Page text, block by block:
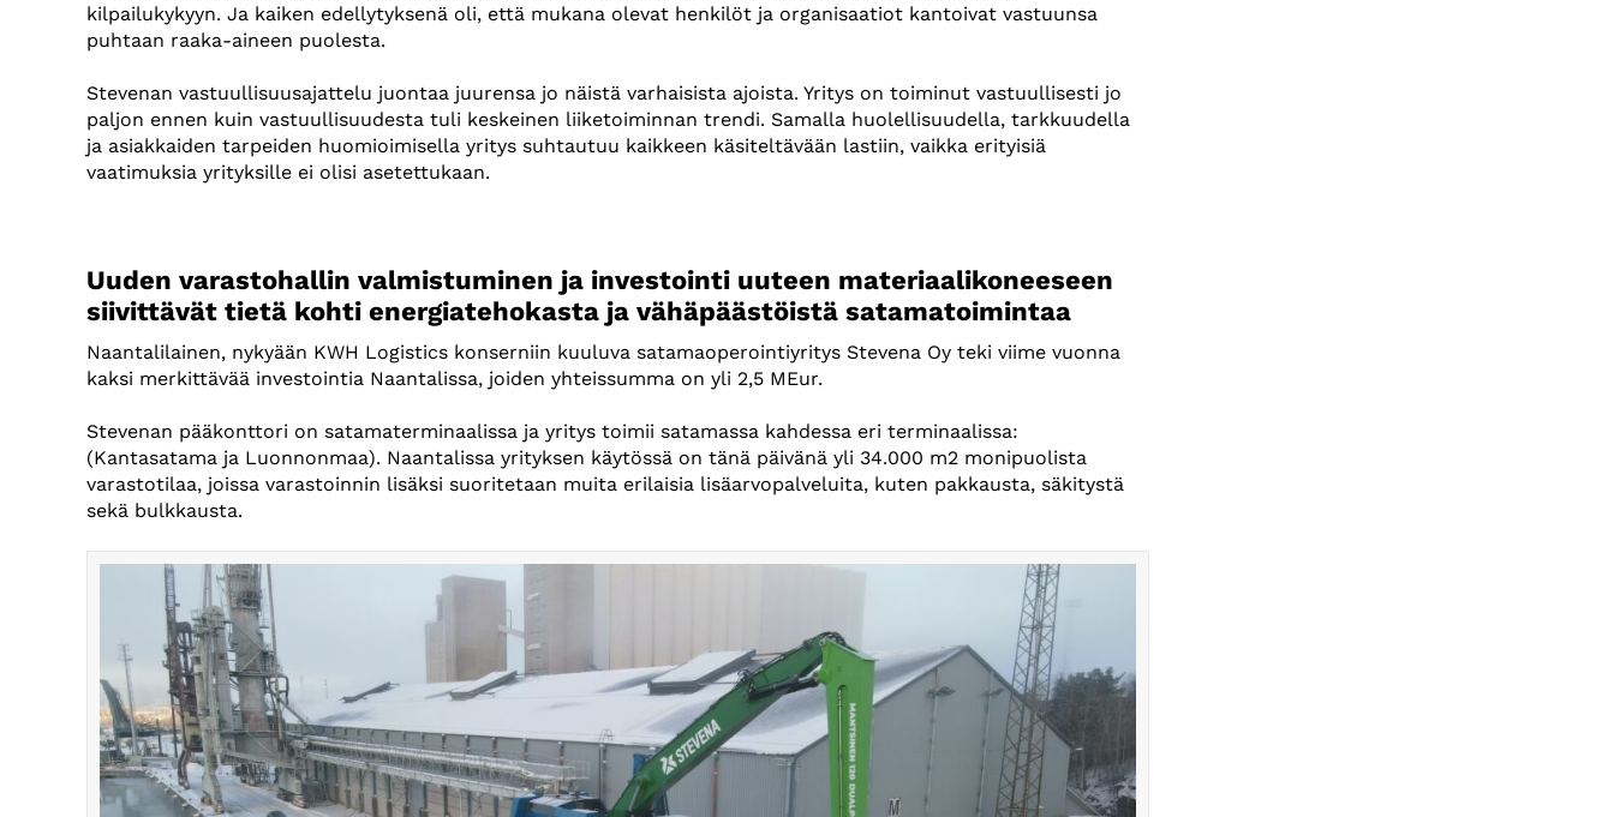
kilpailukykyyn. Ja kaiken edellytyksenä oli, että mukana olevat henkilöt ja organisaatiot kantoivat vastuunsa
puhtaan raaka-aineen puolesta.
Stevenan vastuullisuusajattelu juontaa juurensa jo näistä varhaisista ajoista. Yritys on toiminut vastuullisesti jo
paljon ennen kuin vastuullisuudesta tuli keskeinen liiketoiminnan trendi. Samalla huolellisuudella, tarkkuudella
ja asiakkaiden tarpeiden huomioimisella yritys suhtautuu kaikkeen käsiteltävään lastiin, vaikka erityisiä
vaatimuksia yrityksille ei olisi asetettukaan.
Uuden varastohallin valmistuminen ja investointi uuteen materiaalikoneeseen
siivittävät tietä kohti energiatehokasta ja vähäpäästöistä satamatoimintaa
Naantalilainen, nykyään KWH Logistics konserniin kuuluva satamaoperointiyritys Stevena Oy teki viime vuonna
kaksi merkittävää investointia Naantalissa, joiden yhteissumma on yli 2,5 MEur.
Stevenan pääkonttori on satamaterminaalissa ja yritys toimii satamassa kahdessa eri terminaalissa:
(Kantasatama ja Luonnonmaa). Naantalissa yrityksen käytössä on tänä päivänä yli 34.000 m2 monipuolista
varastotilaa, joissa varastoinnin lisäksi suoritetaan muita erilaisia lisäarvopalveluita, kuten pakkausta, säkitystä
sekä bulkkausta.